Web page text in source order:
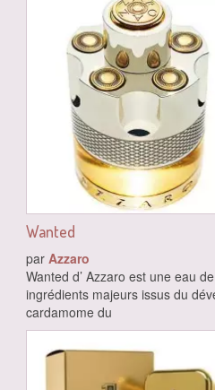
Wanted
par Azzaro
Wanted d’ Azzaro est une eau
ingrédients majeurs issus du
cardamome du